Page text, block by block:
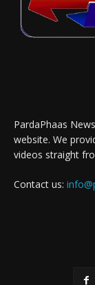
PardaPhaas
website. We
videos straight
Contact us: